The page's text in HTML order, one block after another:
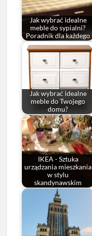
Jak wybrać idealne
meble do sypialni?
Poradnik dla każdego
Jak wybrać idealne
meble do Twojego
domu?
IKEA - Sztuka
urządzania mieszkania
w stylu
skandynawskim